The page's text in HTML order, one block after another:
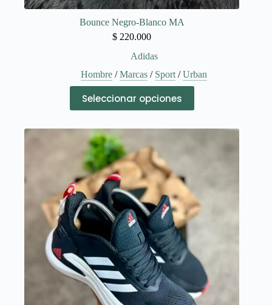
Bounce Negro-Blanco MA
$ 220.000
Adidas
Hombre /Marcas / Sport /Urban
Seleccionar opciones
producto
tiene
opciones
se
pueden
elegir
en
la
página
de
producto